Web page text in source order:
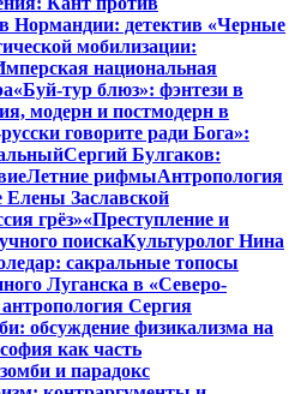
Нормандии: детектив «Черные
мобилизации:
национальная
«Буй-тур блюз»: фэнтези в
модерн и постмодерн в
говорите ради Бога»:
Сергий Булгаков:
Летние рифмыАнтропология
Елены Заславской
грёз»«Преступление и
поискаКультуролог Нина
сакральные топосы
Луганска в «Северо-
Сергия
обсуждение физикализма на
как часть
и парадокс